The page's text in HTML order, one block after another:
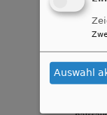
Auswahl